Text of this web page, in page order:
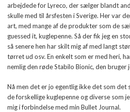
arbejdede for Lyreco, der sælger blandt
skulle med til årsfesten i Sverige. Her var
art, med mange af de produkter som de
guessed it, kuglepenne. Så der fik jeg en
så senere hen har skilt mig af med langt
tørret ud osv. En enkelt som er med heri,
nemlig den røde Stabilo Bionic, den bruger
Nå men det er jo egentlig ikke det som det
de forskellige kuglepenne og diverse som
mig i forbindelse med min Bullet Journal.